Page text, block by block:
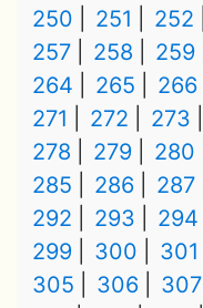
250
251 252
257
258 259
264
265 266
271
272 273
278
279 280
285
286 287
292
293 294
299
300 301
305
306 307